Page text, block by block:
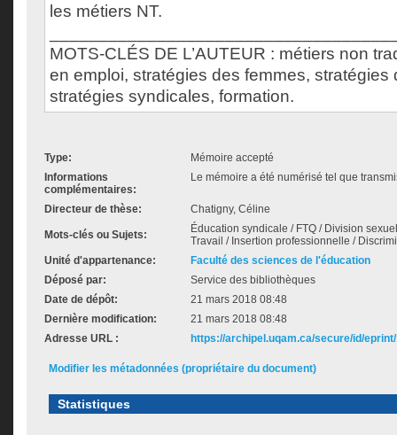
les métiers NT.
MOTS-CLÉS DE L’AUTEUR : métiers non
en emploi, stratégies des femmes, stratégies
stratégies syndicales, formation.
Type:
Mémoire accepté
Informations
complémentaires:
Le mémoire a été numérisé tel que
Directeur de thèse: Chatigny, Céline
Mots-clés ou Sujets:
Éducation syndicale / FTQ / Division
Travail / Insertion professionnelle /
Unité d'appartenance:
Faculté des sciences de l'éducation
Déposé par:
Service des bibliothèques
Date de dépôt:
21 mars 2018 08:48
Dernière modification:
21 mars 2018 08:48
Adresse URL :
https://archipel.uqam.ca/secure/id/
Modifier les métadonnées (propriétaire du document)
Statistiques